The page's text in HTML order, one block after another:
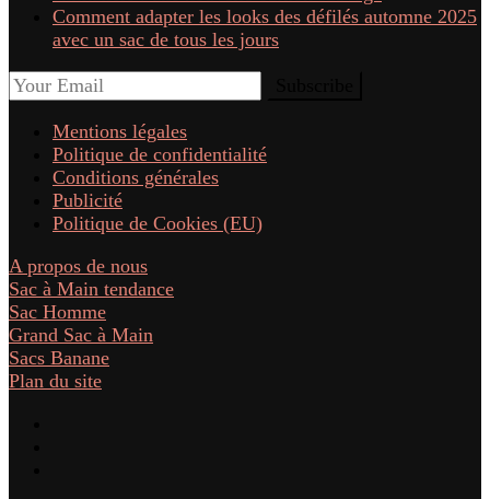
Comment adapter les looks des défilés automne 2025
avec un sac de tous les jours
Mentions légales
Politique de confidentialité
Conditions générales
Publicité
Politique de Cookies (EU)
A propos de nous
Sac à Main tendance
Sac Homme
Grand Sac à Main
Sacs Banane
Plan du site